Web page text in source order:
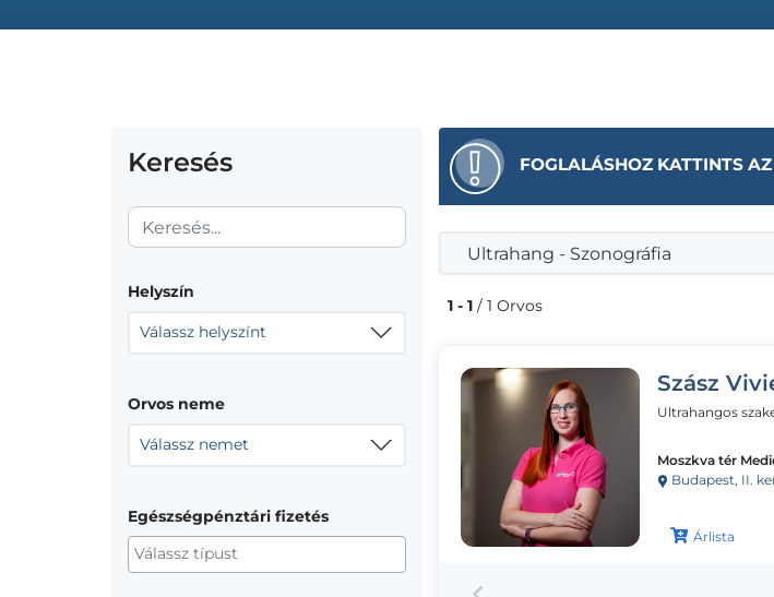
Keresés
Helyszín
Válassz helyszínt
Orvos neme
Válassz nemet
Egészségpénztári fizetés
FOGLALÁSHOZ KATTINTS
Ultrahang - Szonográfia
1 - 1 / 1 Orvos
Szász
Ultrahangos
Moszkva tér
Budapest, II.
Árlista